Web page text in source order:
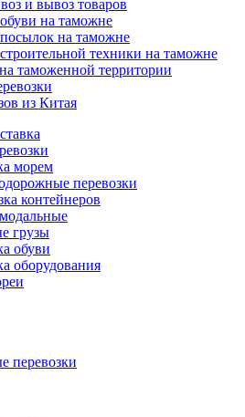
и вывоз товаров
на таможне
на таможне
техники на таможне
таможенной территории
из Китая
морем
перевозки
контейнеров
грузы
обуви
оборудования
перевозки